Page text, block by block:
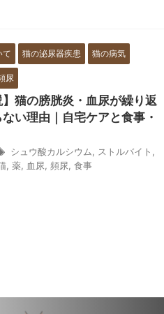
て 猫の泌尿器疾患 猫の病気
尿
】猫の膀胱炎・血尿が繰り返
い理由｜自宅ケアと食事・
シュウ酸カルシウム ストルバイト
薬 血尿 頻尿 食事